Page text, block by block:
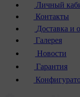
Личный
Контакты
Доставка и
Галерея
Новости
Гарантия